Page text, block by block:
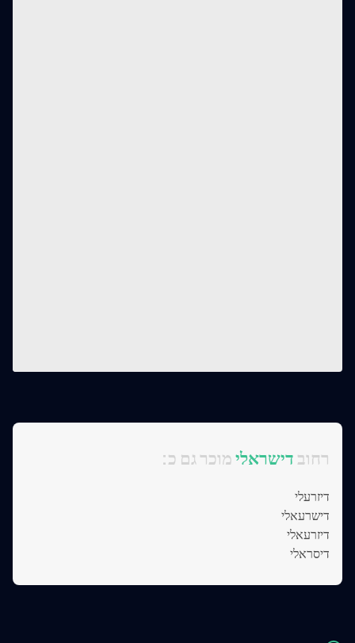
:רחוב דישראלימוכר גם כ
דיזרעלי
דישרעאלי
דיזרעאלי
דיסראלי